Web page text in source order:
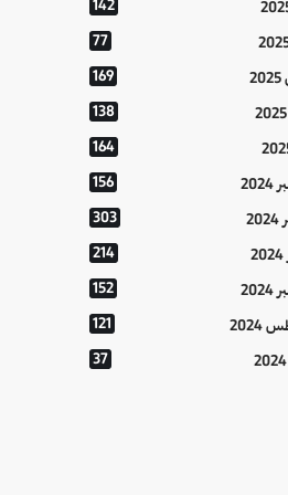
142
77
169
138
164
156
303
214
152
121
37